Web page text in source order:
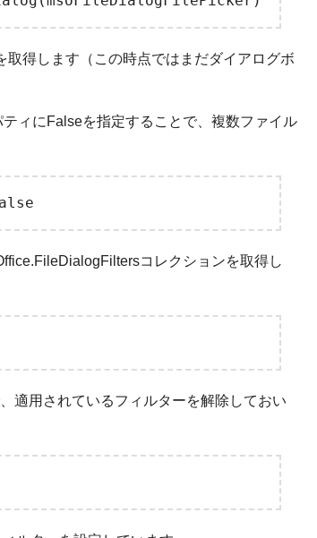
得します（この時点ではまだダイアログボ
ィにFalseを指定することで、複数ファイル
コレクションを取得し
適用されているフィルターを解除しておい